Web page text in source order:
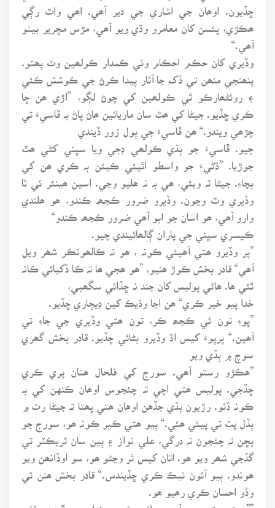
ڇڏيون. اوھان جي اشاري جي دير آھي. اھي واٽ رڳي
ھڪڙي، پئسن کان معامرو وڌي ويو آھي، مڙس مڇرير بيٺو
آھي.“
وڏيري کان حڪم احڪام وٺي ڪمدار ڪولھين وٽ پھتو.
پنھنجي منھن تي ڏک جا آثار پيدا ڪرڻ جي ڪوشش ڪئي
۽ روئڻھارڪو ٿي ڪولھين کي چوڻ لڳو، ”اڙي ھن ڇا
ڪري ڇڏيو. جيڻا کي ھٿ سان ماريائين ھاڻ پاڻ بہ ڦاسيءَ تي
چڙھي ويندو.“ ھن ڦاسيءَ جي ٻول زور ڏيندي
چيو. ڦاسيءَ جو ٻڌي ڪولھي ڊڄي ويا سڀني کڻي ھٿ
جوڙيا. ”ڌڻيءَ جو واسطو اٿيئي ڪيئن بہ ڪري ھن کي
بچاءِ. جيڻا تہ ويئي، ھي بہ نہ ھليو وڃي. اسين ھينئر ئي ٿا
وڏيري وٽ وڃون. وڏيرو ضرور ڪجھہ ڪندو، ھو ھلندي
وارو آھي، ھو اسان جو ابو آھي ضرور ڪجھہ ڪندو“
ڪيسري سڀني جي پاران ڳالھائيندي چيو.
”پر وڏيرو ھتي آھيئي ڪونہ ، ھو تہ ڪالھونڪر شھر ويل
آھي“ قادر بخش ڪوڙ ھنيو، ”ھو ھجي ھا تہ ڪا ڏکيائي ڪانہ
ٿئي ھا. ھاڻي پوليس کان جند نہ ڇڏائي سگھبي،
خدا پيو خير ڪري“ ھن اڃا وڌيڪ کين ڊيڄاري ڇڏيو.
”پوءِ تون ئي ڪجھ ڪر، تون ھتي وڏيري جي جاءِ تي
آھين.“ پرڀوءَ کيس اڌ وڏيرو بڻائي ڇڏيو. قادر بخش گھري
سوچ ۾ ٻڏي ويو
”ھڪڙو رستو آھي. سورج کي فلحال ھتان پري ڪري
ڇڏجي. پوليس ھتي اچي تہ چئجوس اوھان ڪنهن کي بہ
ڪونہ ڏٺو. رڙيون ٻڌي جڏهن اوهان ھتي پھتا تہ جيڻا رت ۾
ٻڏل پٽ تي پيئي ھئي.“ ٻيو ھتي ڪير ڪونہ ھو، سورج جو
پڇن تہ چئجون تہ درگي، علي نواز ۽ ٻين سان ٽريڪٽر تي
گڏجي شھر ويو ھو. اتان کيس ٿر وڃڻو ھو، سو اوڏانھن ويو
ھوندو. ٻيو آئون ٺيڪ ڪري ڇڏيندس.“ قادر بخش ھنن تي
وڏو احسان ڪري رھيو ھو.
"”جيئين تو چيو آھي ، ائين ئي چوندا سون.“ ھنن قادر